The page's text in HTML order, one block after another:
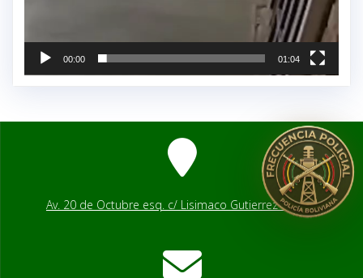
00:00 01:04
Av. 20 de Octubre esq. c/ Lisimaco Gutierrez # 2541